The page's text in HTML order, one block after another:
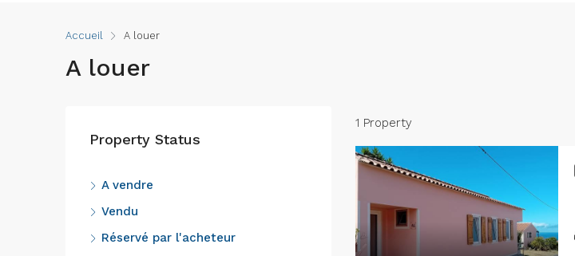
Accueil A louer
A louer
1 Property
Property Status
A vendre
Vendu
Réservé par l'acheteur